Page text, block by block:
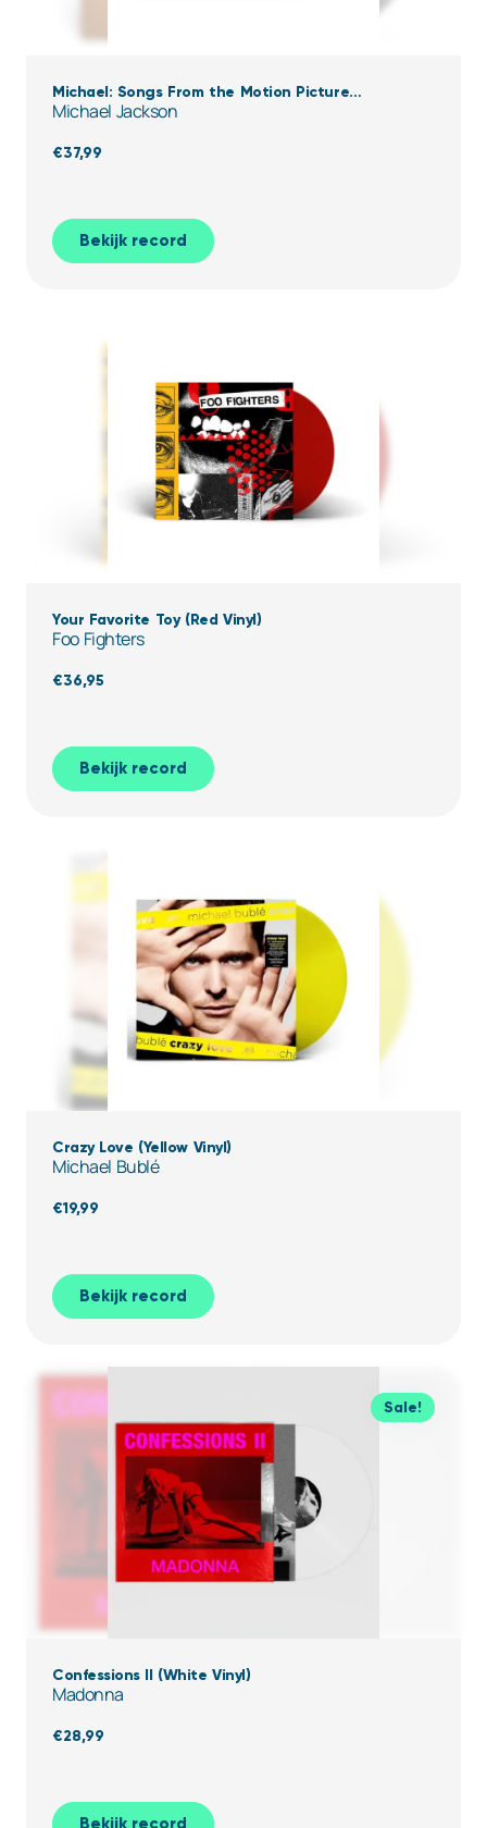
Michael: Songs From the Motion Picture
(Transparent Black Ice Vinyl)
Michael Jackson
€37,99
Bekijk record
Your Favorite Toy (Red Vinyl)
Foo Fighters
€36,95
Bekijk record
Crazy Love (Yellow Vinyl)
Michael Bublé
€19,99
Bekijk record
Sale!
Confessions II (White Vinyl)
Madonna
€28,99
Bekijk record